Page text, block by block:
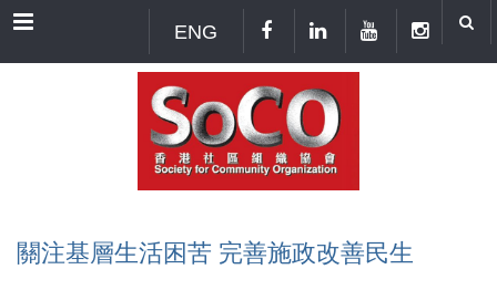
Menu ENG
關注基層生活困苦 完善施政改善民生